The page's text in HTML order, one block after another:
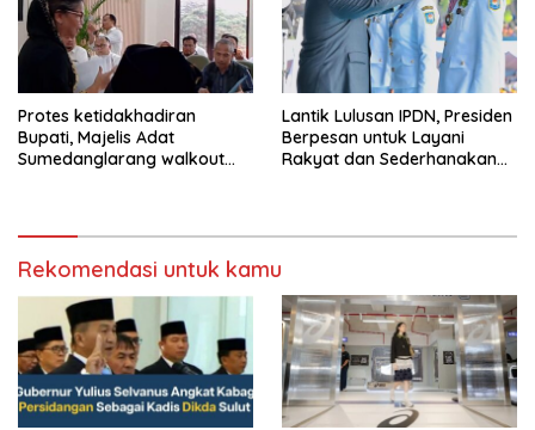
Protes ketidakhadiran
Bupati, Majelis Adat
Sumedanglarang walkout
Lantik Lulusan IPDN, Presiden
Berpesan untuk Layani
Rakyat dan Sederhanakan
Rekomendasi untuk kamu